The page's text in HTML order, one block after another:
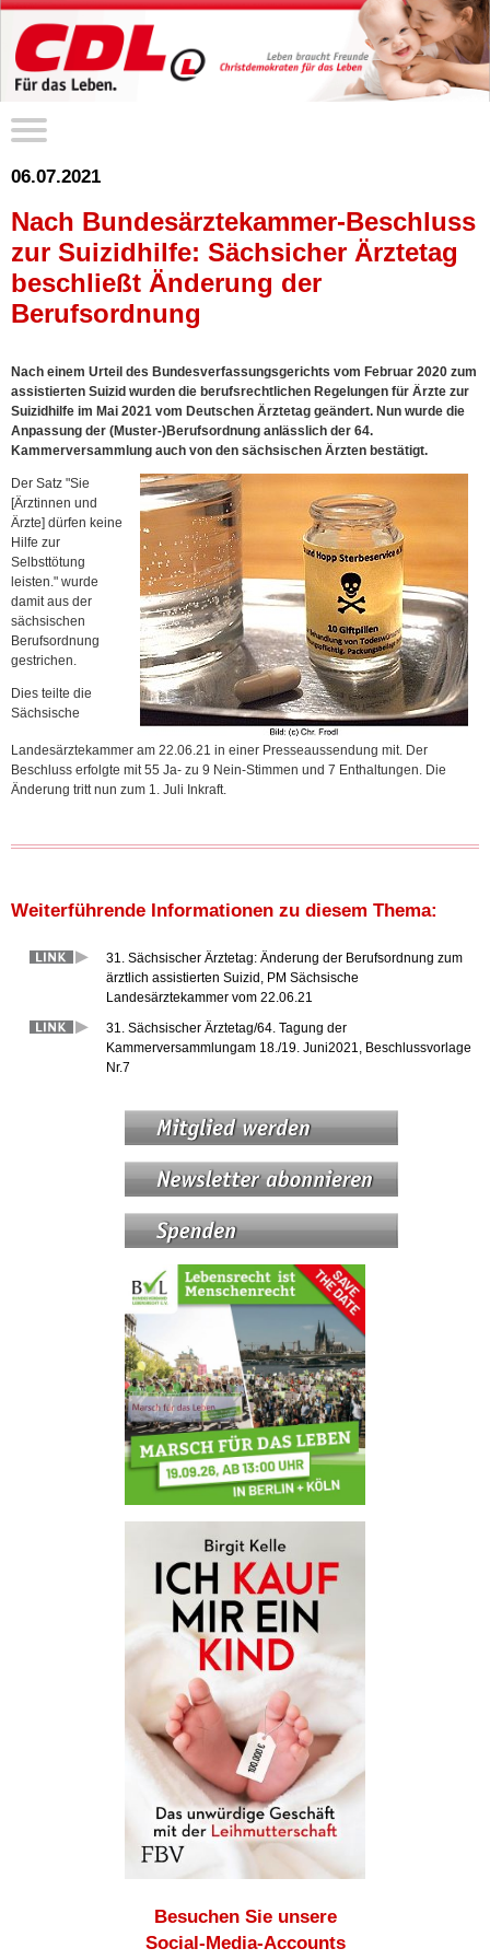
06.07.2021
Nach Bundesärztekammer-Beschluss
zur Suizidhilfe: Sächsicher Ärztetag
beschließt Änderung der
Berufsordnung
Nach einem Urteil des Bundesverfassungsgerichts vom Februar 2020 zum
assistierten Suizid wurden die berufsrechtlichen Regelungen für Ärzte zur
Suizidhilfe im Mai 2021 vom Deutschen Ärztetag geändert. Nun wurde die
Anpassung der (Muster-)Berufsordnung anlässlich der 64.
Kammerversammlung auch von den sächsischen Ärzten bestätigt.
Der Satz "Sie
[Ärztinnen und
Ärzte] dürfen keine
Hilfe zur
Selbsttötung
leisten." wurde
damit aus der
sächsischen
Berufsordnung
gestrichen.
Dies teilte die
Sächsische
Landesärztekammer am 22.06.21 in einer Presseaussendung mit. Der
Beschluss erfolgte mit 55 Ja- zu 9 Nein-Stimmen und 7 Enthaltungen. Die
Änderung tritt nun zum 1. Juli Inkraft.
Weiterführende Informationen zu diesem Thema:
31. Sächsischer Ärztetag: Änderung der Berufsordnung zum
ärztlich assistierten Suizid, PM Sächsische
Landesärztekammer vom 22.06.21
31. Sächsischer Ärztetag/64. Tagung der
Kammerversammlungam 18./19. Juni2021, Beschlussvorlage
Nr.7
Besuchen Sie unsere
Social-Media-Accounts